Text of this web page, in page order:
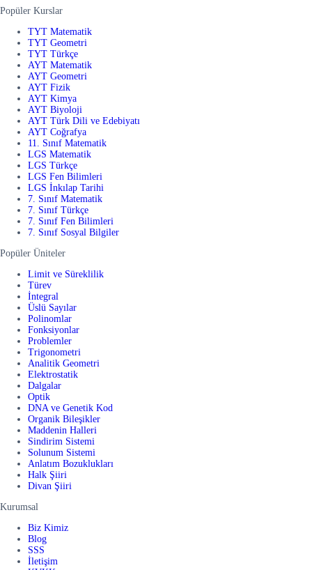
Popüler Kurslar
TYT Matematik
TYT Geometri
TYT Türkçe
AYT Matematik
AYT Geometri
AYT Fizik
AYT Kimya
AYT Biyoloji
AYT Türk Dili ve Edebiyatı
AYT Coğrafya
11. Sınıf Matematik
LGS Matematik
LGS Türkçe
LGS Fen Bilimleri
LGS İnkılap Tarihi
7. Sınıf Matematik
7. Sınıf Türkçe
7. Sınıf Fen Bilimleri
7. Sınıf Sosyal Bilgiler
Popüler Üniteler
Limit ve Süreklilik
Türev
İntegral
Üslü Sayılar
Polinomlar
Fonksiyonlar
Problemler
Trigonometri
Analitik Geometri
Elektrostatik
Dalgalar
Optik
DNA ve Genetik Kod
Organik Bileşikler
Maddenin Halleri
Sindirim Sistemi
Solunum Sistemi
Anlatım Bozuklukları
Halk Şiiri
Divan Şiiri
Kurumsal
Biz Kimiz
Blog
SSS
İletişim